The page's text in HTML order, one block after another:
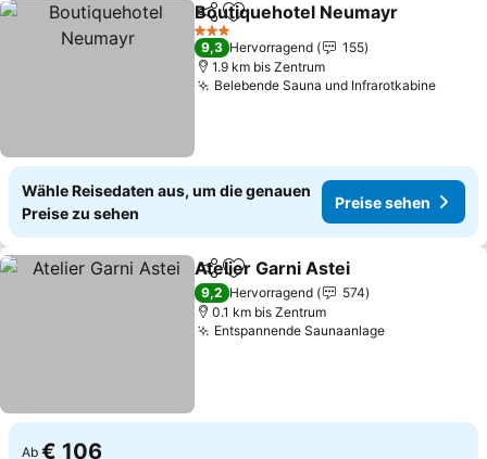
TeilenZu Favoriten hinzufügen
Boutiquehotel Neumayr
3 Sterne
9,3 Hervorragend
155
1.9 km bis Zentrum
Belebende Sauna und Infrarotkabine
Wähle Reisedaten aus, um die genauen
Preise zu sehen
Preise sehen
TeilenZu Favoriten hinzufügen
Atelier Garni Astei
9,2 Hervorragend
574
0.1 km bis Zentrum
Entspannende SaunaanlagePreise sehen
Ab € 106